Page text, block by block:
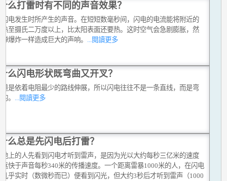
么打雷时有不同的声音效果？
闪电发生时所产生的声音。在短短数毫秒间，闪电的电流能将附近的
热至摄氏二万度以上，比太阳表面还要热。这时空气会急剧膨胀，然
爆炸一样造成巨大的声响。 ...閱讀更多
么闪电形状既弯曲又开叉？
道是依着电阻最少的路线伸展，所以闪电往往不是一条直线，而是弯
。
...閱讀更多
么总是先闪电后打雷？
地上的人先看到闪电才听到雷声，是因为光以大约每秒三亿米的速度
远快于声音每秒340米的传播速度。一个距离雷暴1000米的人，在闪电
乎实时（数微秒而已）便看到闪光，但大约3秒后才听到雷声（1000